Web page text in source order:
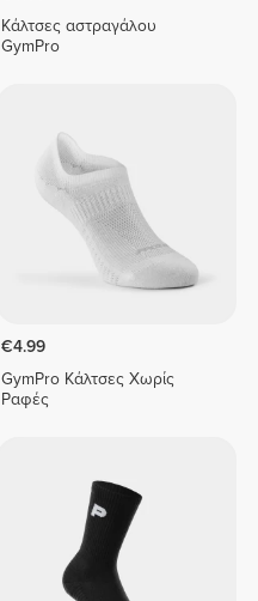
Κάλτσες αστραγάλου
GymPro
€4.99
GymPro Κάλτσες Χωρίς
Ραφές